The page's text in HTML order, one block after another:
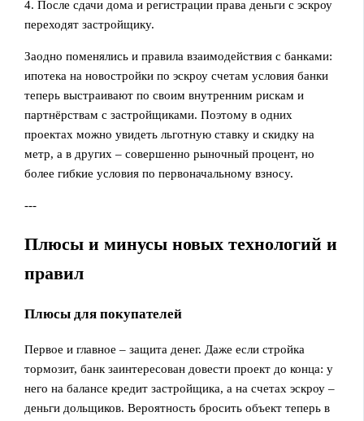
4. После сдачи дома и регистрации права деньги с эскроу
переходят застройщику.
Заодно поменялись и правила взаимодействия с банками:
ипотека на новостройки по эскроу счетам условия банки
теперь выстраивают по своим внутренним рискам и
партнёрствам с застройщиками. Поэтому в одних
проектах можно увидеть льготную ставку и скидку на
метр, а в других – совершенно рыночный процент, но
более гибкие условия по первоначальному взносу.
---
Плюсы и минусы новых технологий и
правил
Плюсы для покупателей
Первое и главное – защита денег. Даже если стройка
тормозит, банк заинтересован довести проект до конца: у
него на балансе кредит застройщика, а на счетах эскроу –
деньги дольщиков. Вероятность бросить объект теперь в